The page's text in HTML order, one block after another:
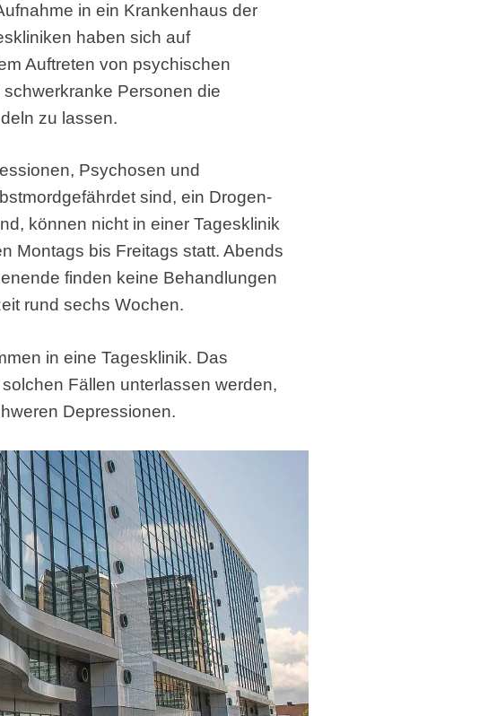
in ein Krankenhaus der
haben sich auf
Auftreten von psychischen
Personen die
zu lassen.
Psychosen und
sind, ein Drogen-
können nicht in einer Tagesklinik
Montags bis Freitags statt. Abends
finden keine Behandlungen
rund sechs Wochen.
in eine Tagesklinik. Das
Fällen unterlassen werden,
Depressionen.